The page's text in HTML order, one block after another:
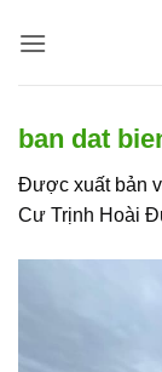
qua
ban dat
Được xuất bản
Cư Trịnh Hoài